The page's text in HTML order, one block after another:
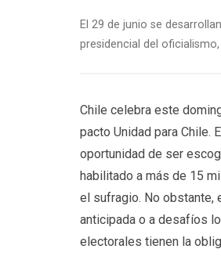
El 29 de junio se
presidencial del
Chile celebra este
pacto Unidad para Chile.
oportunidad de ser
habilitado a más de 15
el sufragio. No obstante,
anticipada o a desafíos
electorales tienen la